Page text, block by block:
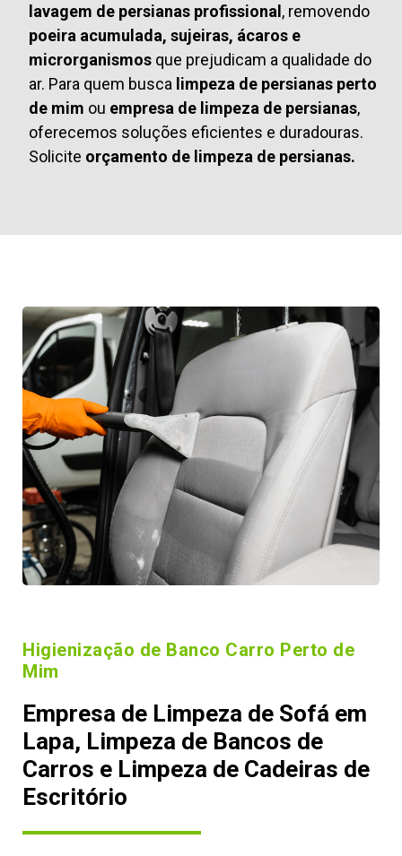
lavagem de persianas profissional, removendo
poeira acumulada, sujeiras, ácaros e
microrganismos que prejudicam a qualidade do
ar. Para quem busca limpeza de persianas perto
de mim ou empresa de limpeza de persianas,
oferecemos soluções eficientes e duradouras.
Solicite orçamento de limpeza de persianas.
Higienização de Banco Carro Perto de
Mim
Empresa de Limpeza de Sofá em
Lapa, Limpeza de Bancos de
Carros e Limpeza de Cadeiras de
Escritório